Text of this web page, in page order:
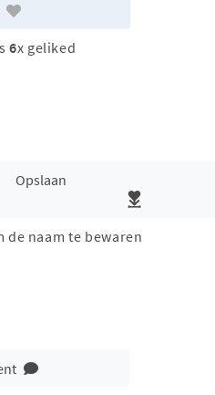
6x geliked
Opslaan
de naam te bewaren